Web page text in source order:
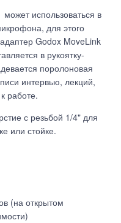
использоваться в
для этого
Godox MoveLink
в рукоятку-
поролоновая
интервью, лекций,
работе.
с резьбой 1/4" для
или стойке.
(на открытом